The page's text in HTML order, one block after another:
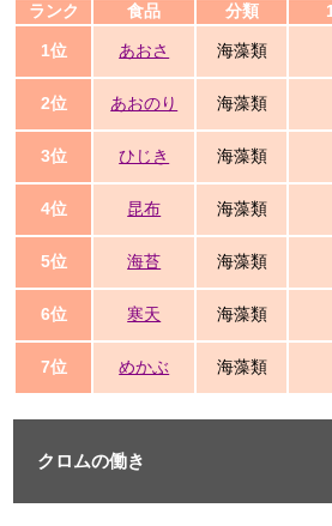
ランク 食品 分類
1位 あおさ 海藻類
2位 あおのり 海藻類
3位 ひじき 海藻類
4位 昆布 海藻類
5位 海苔 海藻類
6位 寒天 海藻類
7位 めかぶ 海藻類
クロムの働き